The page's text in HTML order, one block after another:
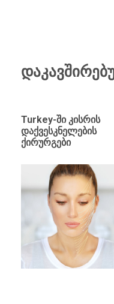
Turkey-ში კისრის
დაქვესკნელების
ქირურგები